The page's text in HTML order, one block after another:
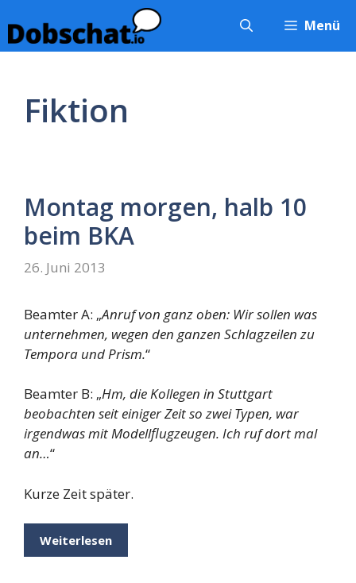
Inhalt
springen
Menü
Fiktion
Montag morgen, halb 10
beim BKA
26. Juni 2013
Beamter A: „Anruf von ganz oben: Wir sollen was
unternehmen, wegen den ganzen Schlagzeilen zu
Tempora und Prism.“
Beamter B: „Hm, die Kollegen in Stuttgart
beobachten seit einiger Zeit so zwei Typen, war
irgendwas mit Modellflugzeugen. Ich ruf dort mal
an…“
Kurze Zeit später.
Weiterlesen